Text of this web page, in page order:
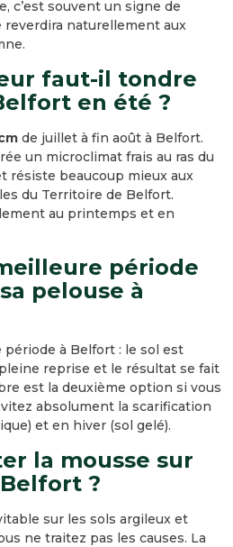
c’est souvent un signe de
naturellement aux
faut-il tondre
en été ?
de juillet à fin août à Belfort.
un microclimat frais au ras du
résiste beaucoup mieux aux
du Territoire de Belfort.
au printemps et en
période
pelouse à
période à Belfort : le sol est
reprise et le résultat se fait
est la deuxième option si vous
absolument la scarification
et en hiver (sol gelé).
la mousse sur
?
sur les sols argileux et
ne traitez pas les causes. La